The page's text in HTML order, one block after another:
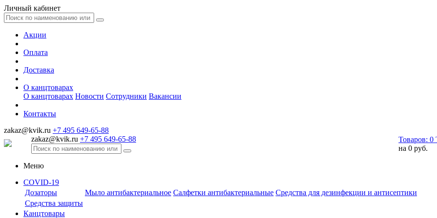
Личный кабинет
Акции
Оплата
Доставка
О канцтоварах
О канцтоварах Новости Сотрудники Вакансии
Контакты
zakaz@kvik.ru +7 495 649-65-88
zakaz@kvik.ru +7 495 649-65-88 Товаров: 0
на 0 руб.
Меню
COVID-19
Дозаторы
Мыло антибактериальное Салфетки антибактериальные Средства для дезинфекции и антисептики
Средства защиты
Канцтовары